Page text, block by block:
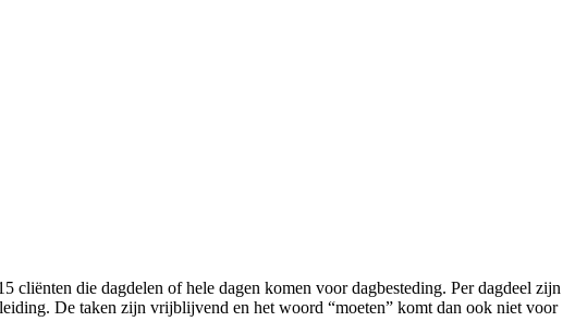
die dagdelen of hele dagen komen voor dagbesteding. Per dagdeel zijn
De taken zijn vrijblijvend en het woord “moeten” komt dan ook niet voor